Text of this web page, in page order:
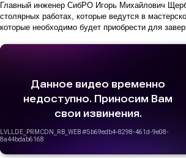
Главный инженер СибРО Игорь Михайлович
столярных работах, которые ведутся в
которые необходимо будет приобрести для